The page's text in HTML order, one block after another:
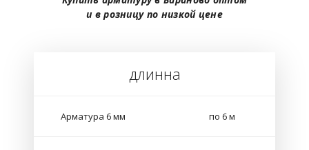
и в розницу по низкой цене
длинна
Арматура 6 мм по 6 м